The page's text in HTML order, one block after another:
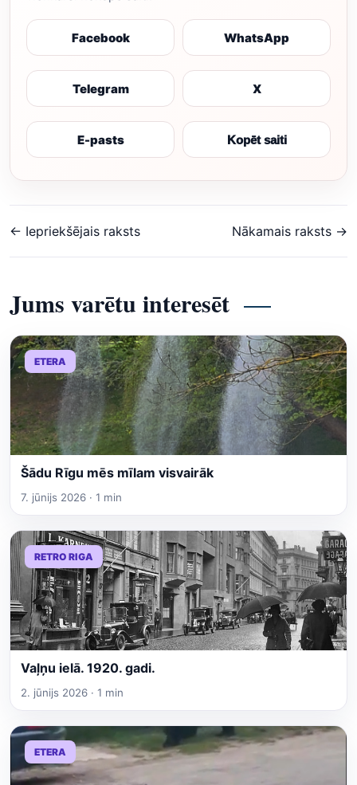
Facebook WhatsApp
Telegram X
E-pasts Kopēt saiti
← Iepriekšējais raksts Nākamais raksts →
Jums varētu interesēt
ETERA
Šādu Rīgu mēs mīlam visvairāk
7. jūnijs 2026 · 1 min
RETRO RIGA
Vaļņu ielā. 1920. gadi.
2. jūnijs 2026 · 1 min
ETERA